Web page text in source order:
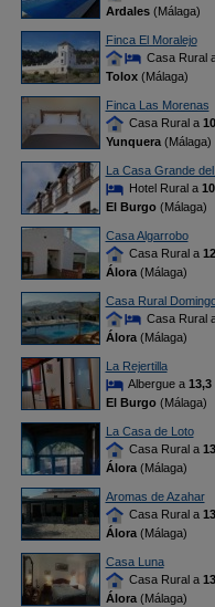
Ardales(Málaga)
Finca El Moralejo
Casa Rural
Tolox(Málaga)
Finca Las Morenas
Casa Rural a
Yunquera(Málaga)
La Casa Grande
Hotel Rural a
El Burgo(Málaga)
Casa Algarrobo
Casa Rural a
Álora(Málaga)
Casa Rural
Casa Rural
Álora(Málaga)
La Rejertilla
Albergue a 13,3
El Burgo(Málaga)
La Casa de Loto
Casa Rural a
Álora(Málaga)
Aromas de Azahar
Casa Rural a
Álora(Málaga)
Casa Luna
Casa Rural a
Álora(Málaga)